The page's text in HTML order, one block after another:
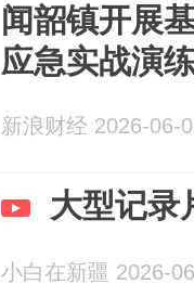
闻韶镇开展
应急实战演
新浪财经 2026-06-
大型记录
小白在新疆 2026-